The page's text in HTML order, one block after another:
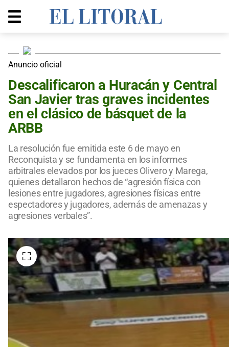
Anuncio oficial
Descalificaron a Huracán y Central
San Javier tras graves incidentes
en el clásico de básquet de la
ARBB
La resolución fue emitida este 6 de mayo en
Reconquista y se fundamenta en los informes
arbitrales elevados por los jueces Olivero y Marega,
quienes detallaron hechos de “agresión física con
lesiones entre jugadores, agresiones físicas entre
espectadores y jugadores, además de amenazas y
agresiones verbales”.